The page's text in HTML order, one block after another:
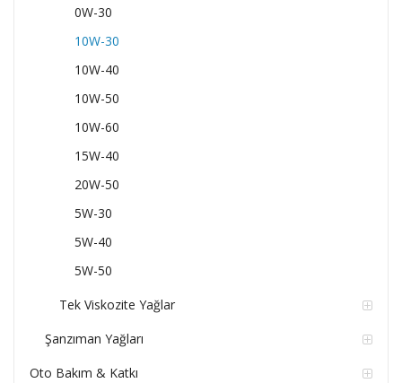
0W-30
10W-30
10W-40
10W-50
10W-60
15W-40
20W-50
5W-30
5W-40
5W-50
Tek Viskozite Yağlar
Şanzıman Yağları
Oto Bakım & Katkı